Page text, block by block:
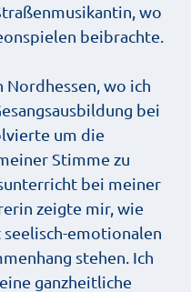
wo
beibrachte.
Nordhessen, wo ich
bei
um die
Stimme zu
bei meiner
zeigte mir, wie
emotionalen
stehen. Ich
ganzheitliche